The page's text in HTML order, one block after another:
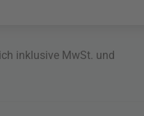
inklusive MwSt. und